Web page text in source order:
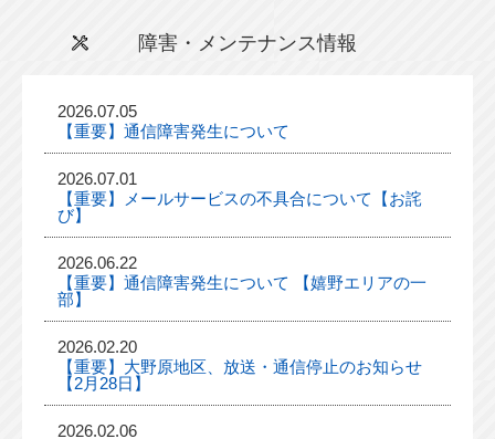
障害・メンテナンス情報
2026.07.05
【重要】通信障害発生について
2026.07.01
【重要】メールサービスの不具合について【お詫
び】
2026.06.22
【重要】通信障害発生について 【嬉野エリアの一
部】
2026.02.20
【重要】大野原地区、放送・通信停止のお知らせ
【2月28日】
2026.02.06